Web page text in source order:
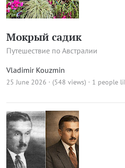
Мокрый садик
Путешествие по Австралии
Vladimir Kouzmin
25 June 2026 · (548 views) · 1 people